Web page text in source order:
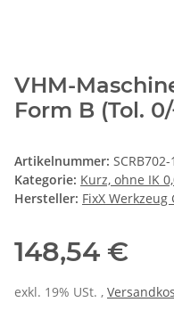
VHM-
Form B (Tol.
Artikelnummer:
Kategorie: Kurz, ohne IK
Hersteller: FixX Werkzeug
148,54 €
exkl. 19% USt. ,